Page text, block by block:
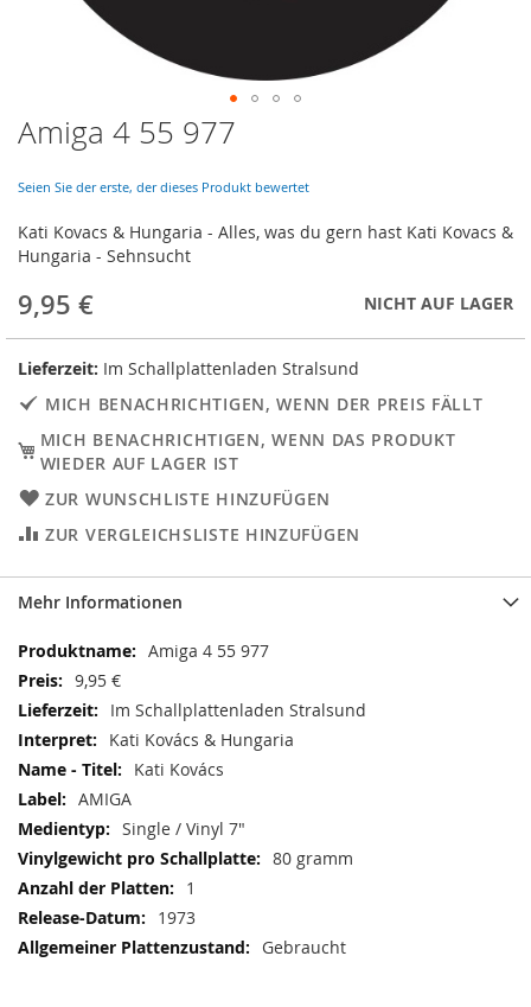
Skip
to
beginning
of
the
images
gallery
Amiga 4 55 977
Seien Sie der erste, der dieses Produkt bewertet
Kati Kovacs & Hungaria - Alles, was du gern hast Kati Kovacs &
Hungaria - Sehnsucht
9,95 € NICHT AUF LAGER
Lieferzeit: Im Schallplattenladen Stralsund
MICH BENACHRICHTIGEN, WENN DER PREIS FÄLLT
MICH BENACHRICHTIGEN, WENN DAS PRODUKT
WIEDER AUF LAGER IST
ZUR WUNSCHLISTE HINZUFÜGEN
ZUR VERGLEICHSLISTE HINZUFÜGEN
Mehr Informationen
Mehr
Informationen
Amiga 4 55 977
9,95 €
Im Schallplattenladen Stralsund
Kati Kovács & Hungaria
Kati Kovács
AMIGA
Single / Vinyl 7"
80 gramm
1
1973
Gebraucht